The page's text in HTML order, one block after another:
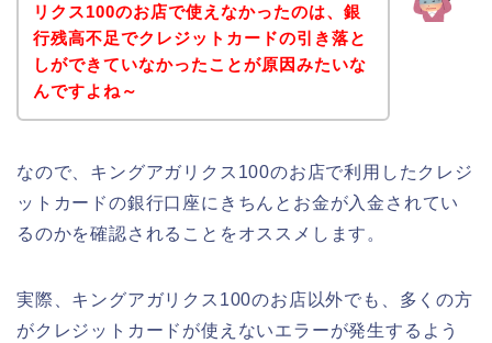
リクス100のお店で使えなかったのは、銀
行残高不足でクレジットカードの引き落と
しができていなかったことが原因みたいな
んですよね～
なので、キングアガリクス100のお店で利用したクレジ
ットカードの銀行口座にきちんとお金が入金されてい
るのかを確認されることをオススメします。
実際、キングアガリクス100のお店以外でも、多くの方
がクレジットカードが使えないエラーが発生するよう